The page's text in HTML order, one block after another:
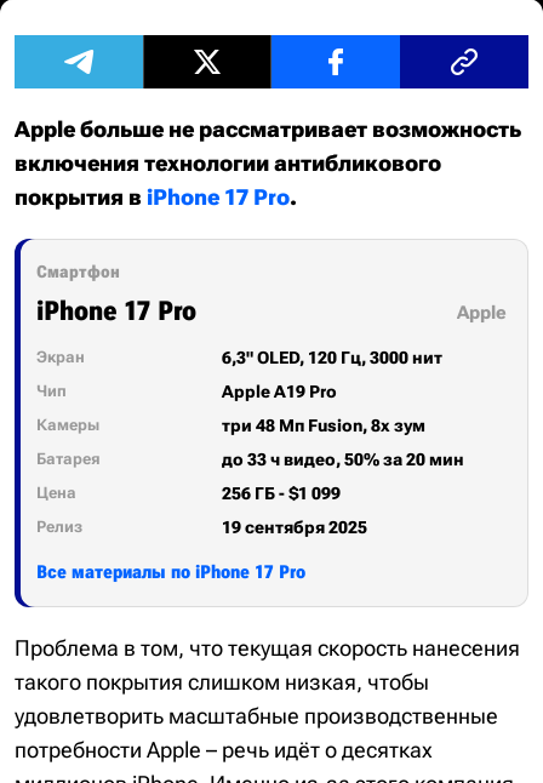
Apple больше не рассматривает возможность
включения технологии антибликового
покрытия в iPhone 17 Pro.
Смартфон
iPhone 17 Pro Apple
Экран 6,3" OLED, 120 Гц, 3000 нит
Чип Apple A19 Pro
Камеры три 48 Мп Fusion, 8x зум
Батарея до 33 ч видео, 50% за 20 мин
Цена 256 ГБ - $1 099
Релиз 19 сентября 2025
Все материалы по iPhone 17 Pro
Проблема в том, что текущая скорость нанесения
такого покрытия слишком низкая, чтобы
удовлетворить масштабные производственные
потребности Apple – речь идёт о десятках